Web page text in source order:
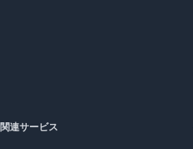
関連サービス